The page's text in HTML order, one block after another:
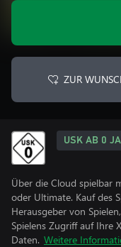
ZUR
USK AB 0
Über die Cloud spielbar
oder Ultimate. Kauf des
Herausgeber von
Spielens Zugriff auf Ihre
Daten. Weitere